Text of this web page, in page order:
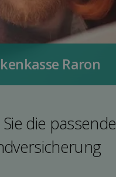
Raron
die pas­sende